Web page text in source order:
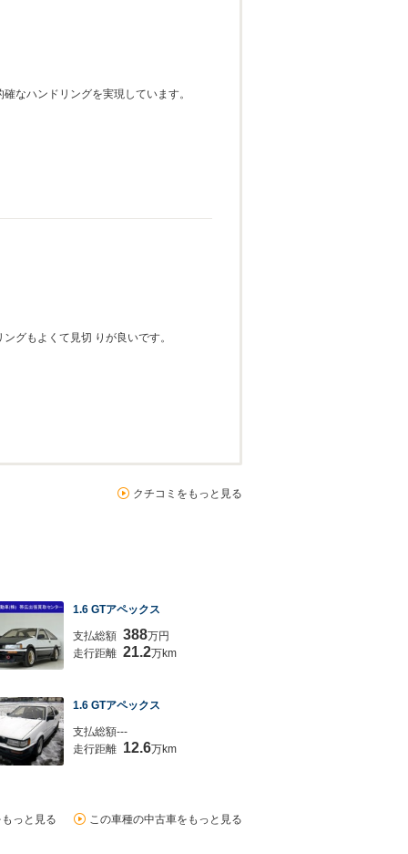
なハンドリングを実現しています。
グもよくて見切 りが良いです。
クチコミをもっと見る
1.6 GTアペックス
支払総額 388万円
走行距離 21.2万km
1.6 GTアペックス
支払総額---
走行距離 12.6万km
っと見る この車種の中古車をもっと見る